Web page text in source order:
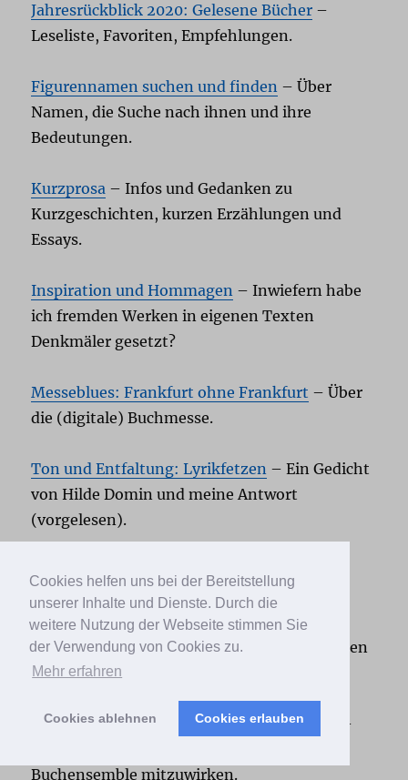
Cookies helfen uns bei der Bereitstellung
unserer Inhalte und Dienste. Durch die
weitere Nutzung der Webseite stimmen Sie
der Verwendung von Cookies zu.
Mehr erfahren
Cookies ablehnen Cookies erlauben
Jahresrückblick 2020: Gelesene Bücher –
Leseliste, Favoriten, Empfehlungen.
Figurennamen suchen und finden – Über
Namen, die Suche nach ihnen und ihre
Bedeutungen.
Kurzprosa – Infos und Gedanken zu
Kurzgeschichten, kurzen Erzählungen und
Essays.
Inspiration und Hommagen – Inwiefern habe
ich fremden Werken in eigenen Texten
Denkmäler gesetzt?
Messeblues: Frankfurt ohne Frankfurt – Über
die (digitale) Buchmesse.
Ton und Entfaltung: Lyrikfetzen – Ein Gedicht
von Hilde Domin und meine Antwort
(vorgelesen).
Update: Das nächste Projekt – Über mein
nächstes literarisches Projekt.
Cees Nooteboom– Über den niederländischen
Autoren C. Nooteboom.
Warum ich für das Buchensemble schreibe
–
Buchensemble mitzuwirken.